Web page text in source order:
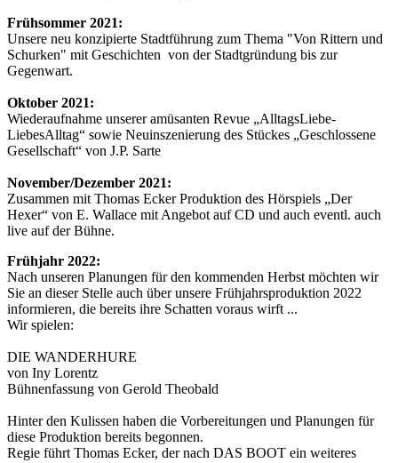
Frühsommer 2021:
Unsere neu konzipierte Stadtführung zum Thema "Von Rittern und
Schurken" mit Geschichten von der Stadtgründung bis zur
Gegenwart.
Oktober 2021:
Wiederaufnahme unserer amüsanten Revue „AlltagsLiebe-
LiebesAlltag“ sowie Neuinszenierung des Stückes „Geschlossene
Gesellschaft“ von J.P. Sarte
November/Dezember 2021:
Zusammen mit Thomas Ecker Produktion des Hörspiels „Der
Hexer“ von E. Wallace mit Angebot auf CD und auch eventl. auch
live auf der Bühne.
Frühjahr 2022:
Nach unseren Planungen für den kommenden Herbst möchten wir
Sie an dieser Stelle auch über unsere Frühjahrsproduktion 2022
informieren, die bereits ihre Schatten voraus wirft ...
Wir spielen:
DIE WANDERHURE
von Iny Lorentz
Bühnenfassung von Gerold Theobald
Hinter den Kulissen haben die Vorbereitungen und Planungen für
diese Produktion bereits begonnen.
Regie führt Thomas Ecker, der nach DAS BOOT ein weiteres